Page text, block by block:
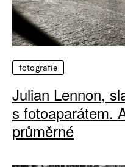
fotografie
Julian Lennon,
s fotoaparátem.
průměrné